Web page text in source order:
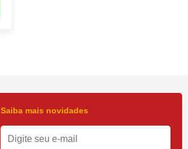
Saiba mais novidades